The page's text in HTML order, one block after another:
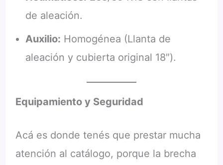
de aleación.
Auxilio: Homogénea (Llanta de
aleación y cubierta original 18″).
Equipamiento y Seguridad
Acá es donde tenés que prestar mucha
atención al catálogo, porque la brecha